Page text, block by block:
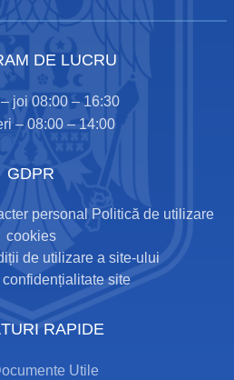
DE LUCRU
joi 08:00 – 16:30
– 08:00 – 14:00
GDPR
personal Politică de utilizare
cookies
de utilizare a site-ului
site
RAPIDE
Utile